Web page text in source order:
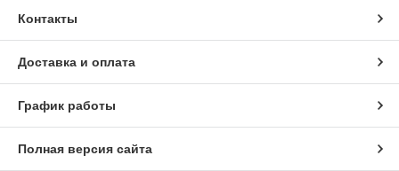
Контакты
Доставка и оплата
График работы
Полная версия сайта